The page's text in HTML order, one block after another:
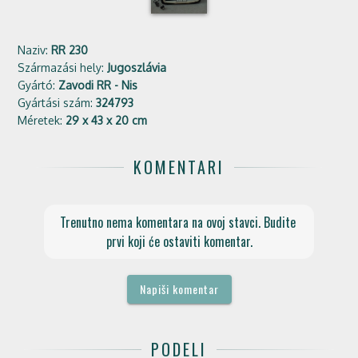
Naziv: RR 230
Származási hely: Jugoszlávia
Gyártó: Zavodi RR - Nis
Gyártási szám:324793
Méretek: 29 x 43 x 20 cm
KOMENTARI
Trenutno nema komentara na ovoj stavci. Budite
prvi koji će ostaviti komentar.
Napiši komentar
PODELI